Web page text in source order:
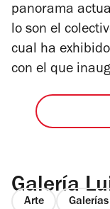
panorama
lo son el
cual ha
con el que
Galería
Arte Galerías